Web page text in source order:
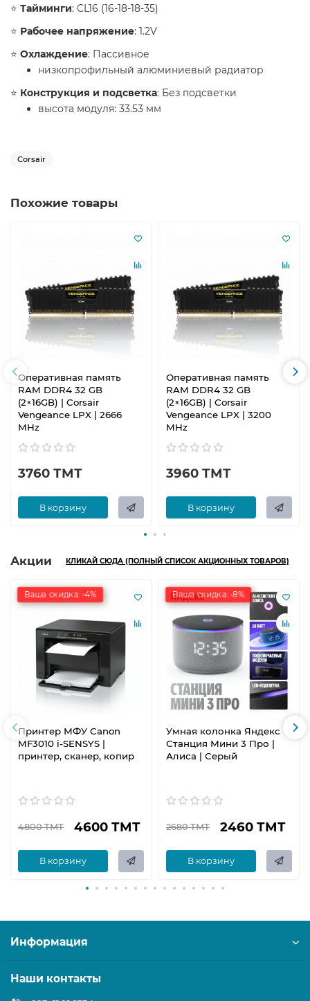
⭐️ Тайминги: CL16 (16-18-18-35)
⭐️ Рабочее напряжение: 1.2V
⭐️ Охлаждение: Пассивное
низкопрофильный алюминиевый радиатор
⭐️ Конструкция и подсветка: Без подсветки
высота модуля: 33.53 мм
Corsair
Похожие товары
Оперативная память
RAM DDR4 32 GB
(2×16GB) | Corsair
Vengeance LPX | 2666
MHz
3760 ТМТ
В корзину
Оперативная память
RAM DDR4 32 GB
(2×16GB) | Corsair
Vengeance LPX | 3200
MHz
3960 ТМТ
В корзину
Акции КЛИКАЙ СЮДА (ПОЛНЫЙ СПИСОК АКЦИОННЫХ ТОВАРОВ)
Ваша скидка: -4%
Принтер МФУ Canon
MF3010 i-SENSYS |
принтер, сканер, копир
4800 ТМТ 4600 ТМТ
В корзину
Ваша скидка: -8%
Умная колонка Яндекс
Станция Мини 3 Про |
Алиса | Серый
2680 ТМТ 2460 ТМТ
В корзину
Информация
Наши контакты